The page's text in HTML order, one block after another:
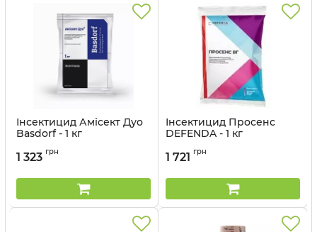
Інсектицид Амісект Дуо
Basdorf - 1 кг
1 323 грн
Інсектицид Просенс
DEFENDA - 1 кг
1 721 грн